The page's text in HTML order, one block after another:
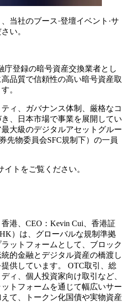
当社のブース·登壇イベント·サ
い。
庁登録の暗号資産交換業者とし
品質で信頼性の高い暗号資産取
。
ィ、ガバナンス体制、厳格なコ
、日本市場で事業を展開してい
大級のデジタルアセットグルー
先物委員会SFC規制下）の一員
イトをご覧ください。
港、CEO：Kevin Cui、香港証
）は、グローバルな規制準拠
ットフォームとして、ブロック
的金融とデジタル資産の橋渡し
供しています。 OTC取引、総
ィ、個人投資家向け取引など、
トフォームを通じて幅広いサー
て、トークン化国債や実物資産